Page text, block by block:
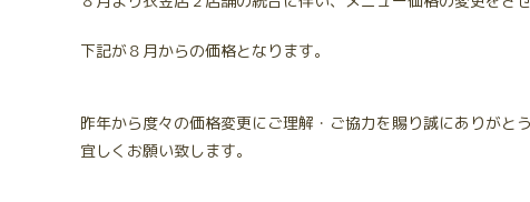
下記が８月からの価格となります。
昨年から度々の価格変更にご理解・ご協力を賜り誠にありが
宜しくお願い致します。